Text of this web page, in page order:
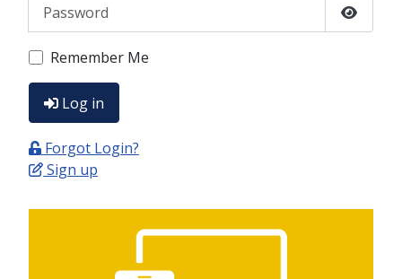
Show
Remember Me
Log in
Forgot Login?
Sign up